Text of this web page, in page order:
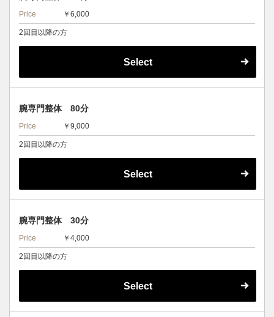
Price ￥6,000
2回目以降の方
Select
腕専門整体 80分
Price ￥9,000
2回目以降の方
Select
腕専門整体 30分
Price ￥4,000
2回目以降の方
Select